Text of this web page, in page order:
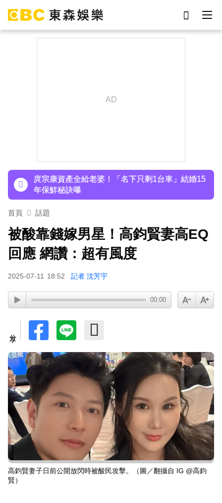
人無奈回應
庹宗康資產全給老婆！「名下只剩1台車」結婚15
年保鮮秘訣曝
百萬網紅失蹤3年遇害！遭閨密設局赴菲「綁架撕
下載東森App，隨時掌握天下大小事！
人無奈回應
首頁 話題
被酸靠錢嫁男星！高鈞賢妻高EQ
回應 網讚：超有風度
2025-07-11 18:52 記者 沈芳宇
00:00
高鈞賢妻子日前公開放閃時被酸民攻擊。（圖／翻攝自 IG @高鈞
賢）